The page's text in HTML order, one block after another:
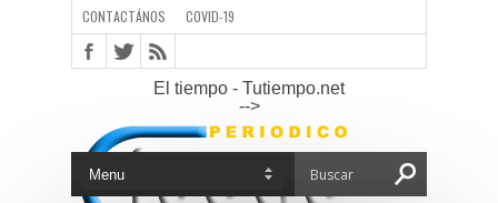
CONTACTÁNOS COVID-19
El tiempo - Tutiempo.net
-->